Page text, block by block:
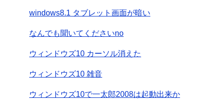
windows8.1 タブレット画面が暗い
なんでも聞いてくださいno
ウィンドウズ10 カーソル消えた
ウィンドウズ10 雑音
ウィンドウズ10で一太郎2008は起動出来か